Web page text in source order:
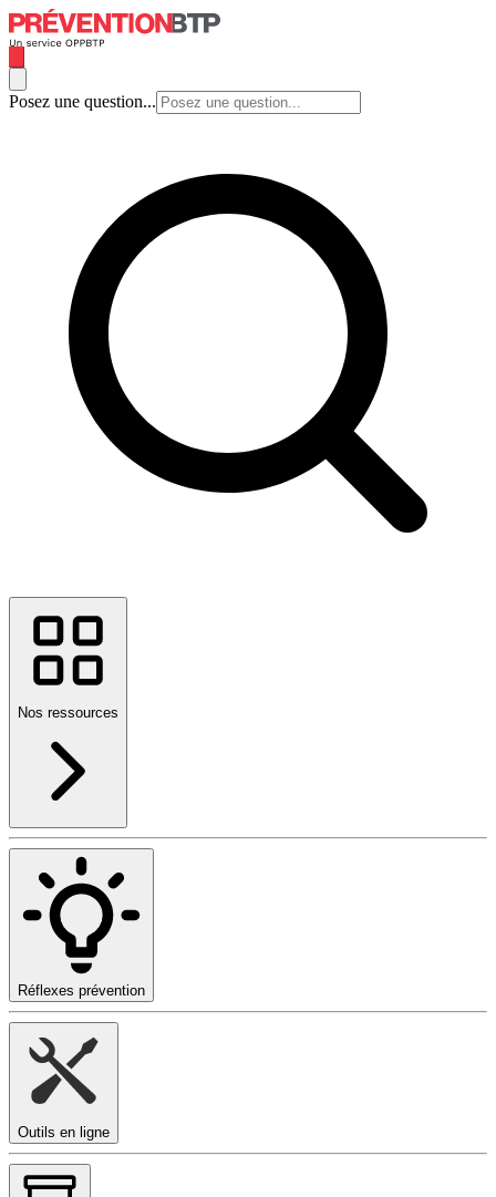
Posez une question...
Nos ressources
Réflexes prévention
Outils en ligne